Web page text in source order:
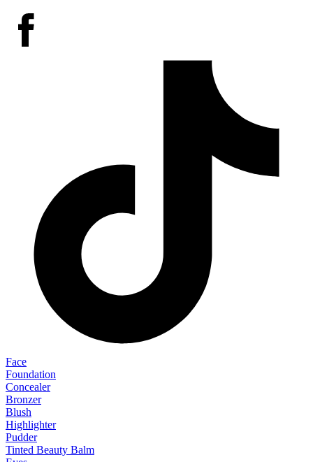
Face
Foundation
Concealer
Bronzer
Blush
Highlighter
Pudder
Tinted Beauty Balm